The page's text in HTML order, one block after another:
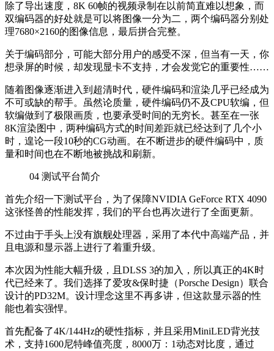
除了导出速度，8K 60帧的视频录制在以前简直难以想象，而
双编码器的好处就是可以将图像一分为二，两个编码器分别处
理7680×2160的图像信息，最后拼合完整。
关于编码部分，可能大部分用户的感受不深，但当有一天，你
想录屏的时候，却发现显卡不支持，才会发觉它的重要性……
随着图像逐渐进入到超清时代，硬件编码和渲染几乎已经成为
不可或缺的帮手。虽然论质量，硬件编码仍不及CPU软编，但
软编做到了极限画质，也要承受时间的无穷长。甚至在一张
8K渲染图中，两种编码方式的时间差距就已经达到了几个小
时，遑论一段10秒的CG动画。在不断进步的硬件编码中，质
量和时间也在不断地被挑战和刷新。
04 测试平台简介
首先介绍一下测试平台，为了保障NVIDIA GeForce RTX 4090
这张怪兽的性能发挥，我们的平台也再次进行了全面更新。
不过由于手头上没有旗舰处理器，采用了本代中高端产品，并
且电源和显示器上进行了着重升级。
本次因为性能大幅升级，且DLSS 3的加入，所以真正的4K时
代已经来了。我们选择了爱攻&保时捷（Porsche Design）联合
设计的PD32M。设计理念这里不再多讲，但这款显示器的性
能也着实强悍。
首先配备了4K/144Hz的硬性指标，并且采用MiniLED背光技
术，支持1600尼特峰值亮度，8000万：1动态对比度，通过